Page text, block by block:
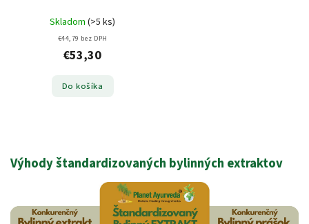
Skladom (>5 ks)
€44,79 bez DPH
€53,30
Do košíka
Výhody štandardizovaných bylinných extraktov